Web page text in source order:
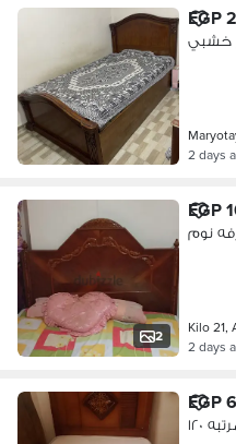
EGP
2 days
2
EGP
نوم
Kilo 21,
2 days
EGP